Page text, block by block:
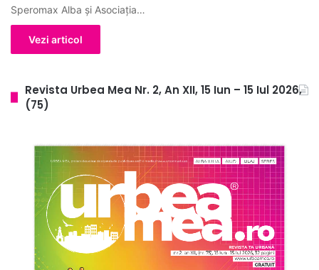
Speromax Alba și Asociația…
Vezi articol
Revista Urbea Mea Nr. 2, An XII, 15 Iun – 15 Iul 2026,
(75)